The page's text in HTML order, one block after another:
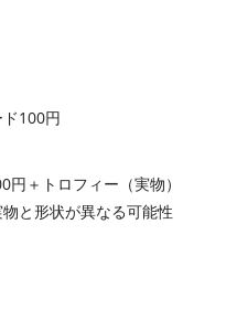
100円
＋トロフィー（実物）
と形状が異なる可能性